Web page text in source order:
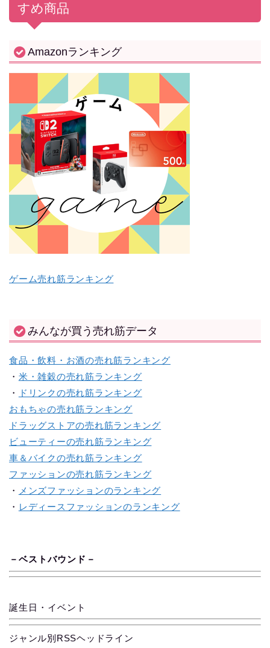
すめ商品
Amazonランキング
ゲーム売れ筋ランキング
みんなが買う売れ筋データ
食品・飲料・お酒の売れ筋ランキング
・ 米・雑穀の売れ筋ランキング
・
ドリンクの売れ筋ランキング
おもちゃの売れ筋ランキング
ドラッグストアの売れ筋ランキング
ビューティーの売れ筋ランキング
車＆バイクの売れ筋ランキング
ファッションの売れ筋ランキング
・
メンズファッションのランキング
・ レディースファッションのランキング
－ ベス トバウン ド －
誕生日・イベント
ジャンル別RSSヘッドライン